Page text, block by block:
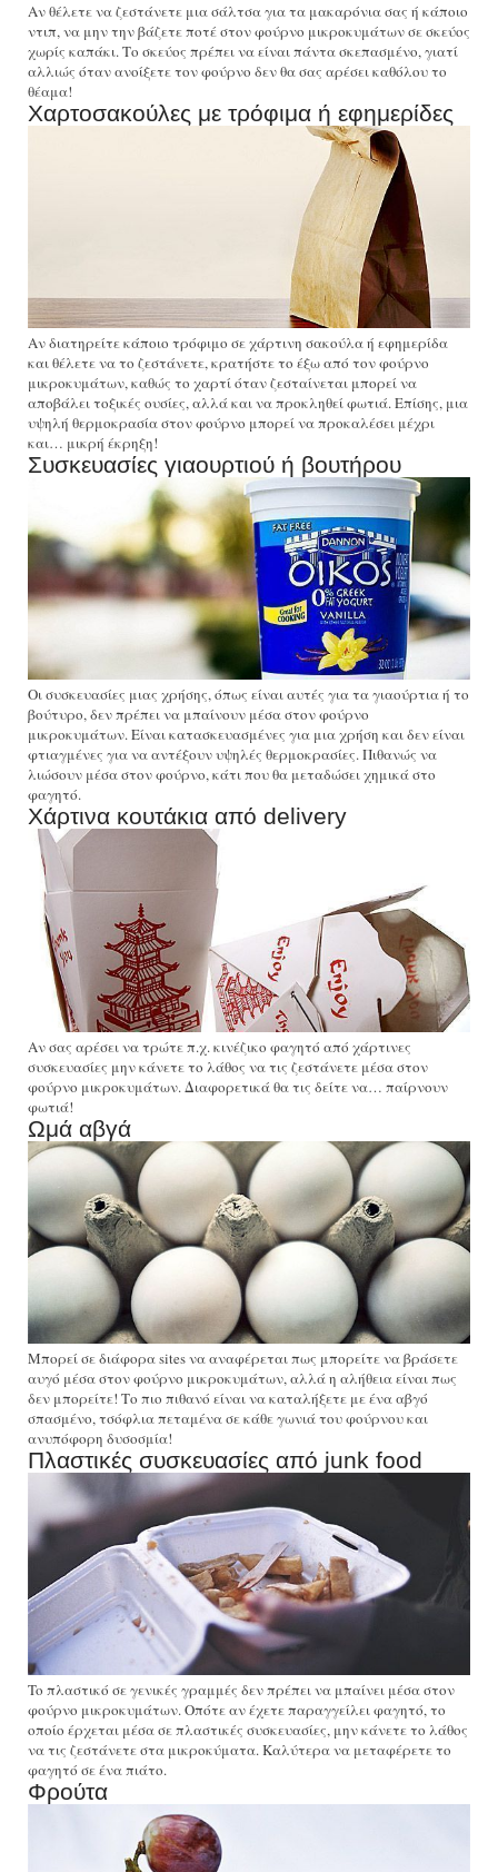
Αν θέλετε να ζεστάνετε μια σάλτσα για τα μακαρόνια σας ή κάποιο
ντιπ, να μην την βάζετε ποτέ στον φούρνο μικροκυμάτων σε σκεύος
χωρίς καπάκι. Το σκεύος πρέπει να είναι πάντα σκεπασμένο, γιατί
αλλιώς όταν ανοίξετε τον φούρνο δεν θα σας αρέσει καθόλου το
θέαμα!
Χαρτοσακούλες με τρόφιμα ή εφημερίδες
Αν διατηρείτε κάποιο τρόφιμο σε χάρτινη σακούλα ή εφημερίδα
και θέλετε να το ζεστάνετε, κρατήστε το έξω από τον φούρνο
μικροκυμάτων, καθώς το χαρτί όταν ζεσταίνεται μπορεί να
αποβάλει τοξικές ουσίες, αλλά και να προκληθεί φωτιά. Επίσης, μια
υψηλή θερμοκρασία στον φούρνο μπορεί να προκαλέσει μέχρι
και… μικρή έκρηξη!
Συσκευασίες γιαουρτιού ή βουτήρου
Οι συσκευασίες μιας χρήσης, όπως είναι αυτές για τα γιαούρτια ή το
βούτυρο, δεν πρέπει να μπαίνουν μέσα στον φούρνο
μικροκυμάτων. Είναι κατασκευασμένες για μια χρήση και δεν είναι
φτιαγμένες για να αντέξουν υψηλές θερμοκρασίες. Πιθανώς να
λιώσουν μέσα στον φούρνο, κάτι που θα μεταδώσει χημικά στο
φαγητό.
Χάρτινα κουτάκια από delivery
Αν σας αρέσει να τρώτε π.χ. κινέζικο φαγητό από χάρτινες
συσκευασίες μην κάνετε το λάθος να τις ζεστάνετε μέσα στον
φούρνο μικροκυμάτων. Διαφορετικά θα τις δείτε να… παίρνουν
φωτιά!
Ωμά αβγά
Μπορεί σε διάφορα sites να αναφέρεται πως μπορείτε να βράσετε
αυγό μέσα στον φούρνο μικροκυμάτων, αλλά η αλήθεια είναι πως
δεν μπορείτε! Το πιο πιθανό είναι να καταλήξετε με ένα αβγό
σπασμένο, τσόφλια πεταμένα σε κάθε γωνιά του φούρνου και
ανυπόφορη δυσοσμία!
Πλαστικές συσκευασίες από junk food
To πλαστικό σε γενικές γραμμές δεν πρέπει να μπαίνει μέσα στον
φούρνο μικροκυμάτων. Οπότε αν έχετε παραγγείλει φαγητό, το
οποίο έρχεται μέσα σε πλαστικές συσκευασίες, μην κάνετε το λάθος
να τις ζεστάνετε στα μικροκύματα. Καλύτερα να μεταφέρετε το
φαγητό σε ένα πιάτο.
Φρούτα